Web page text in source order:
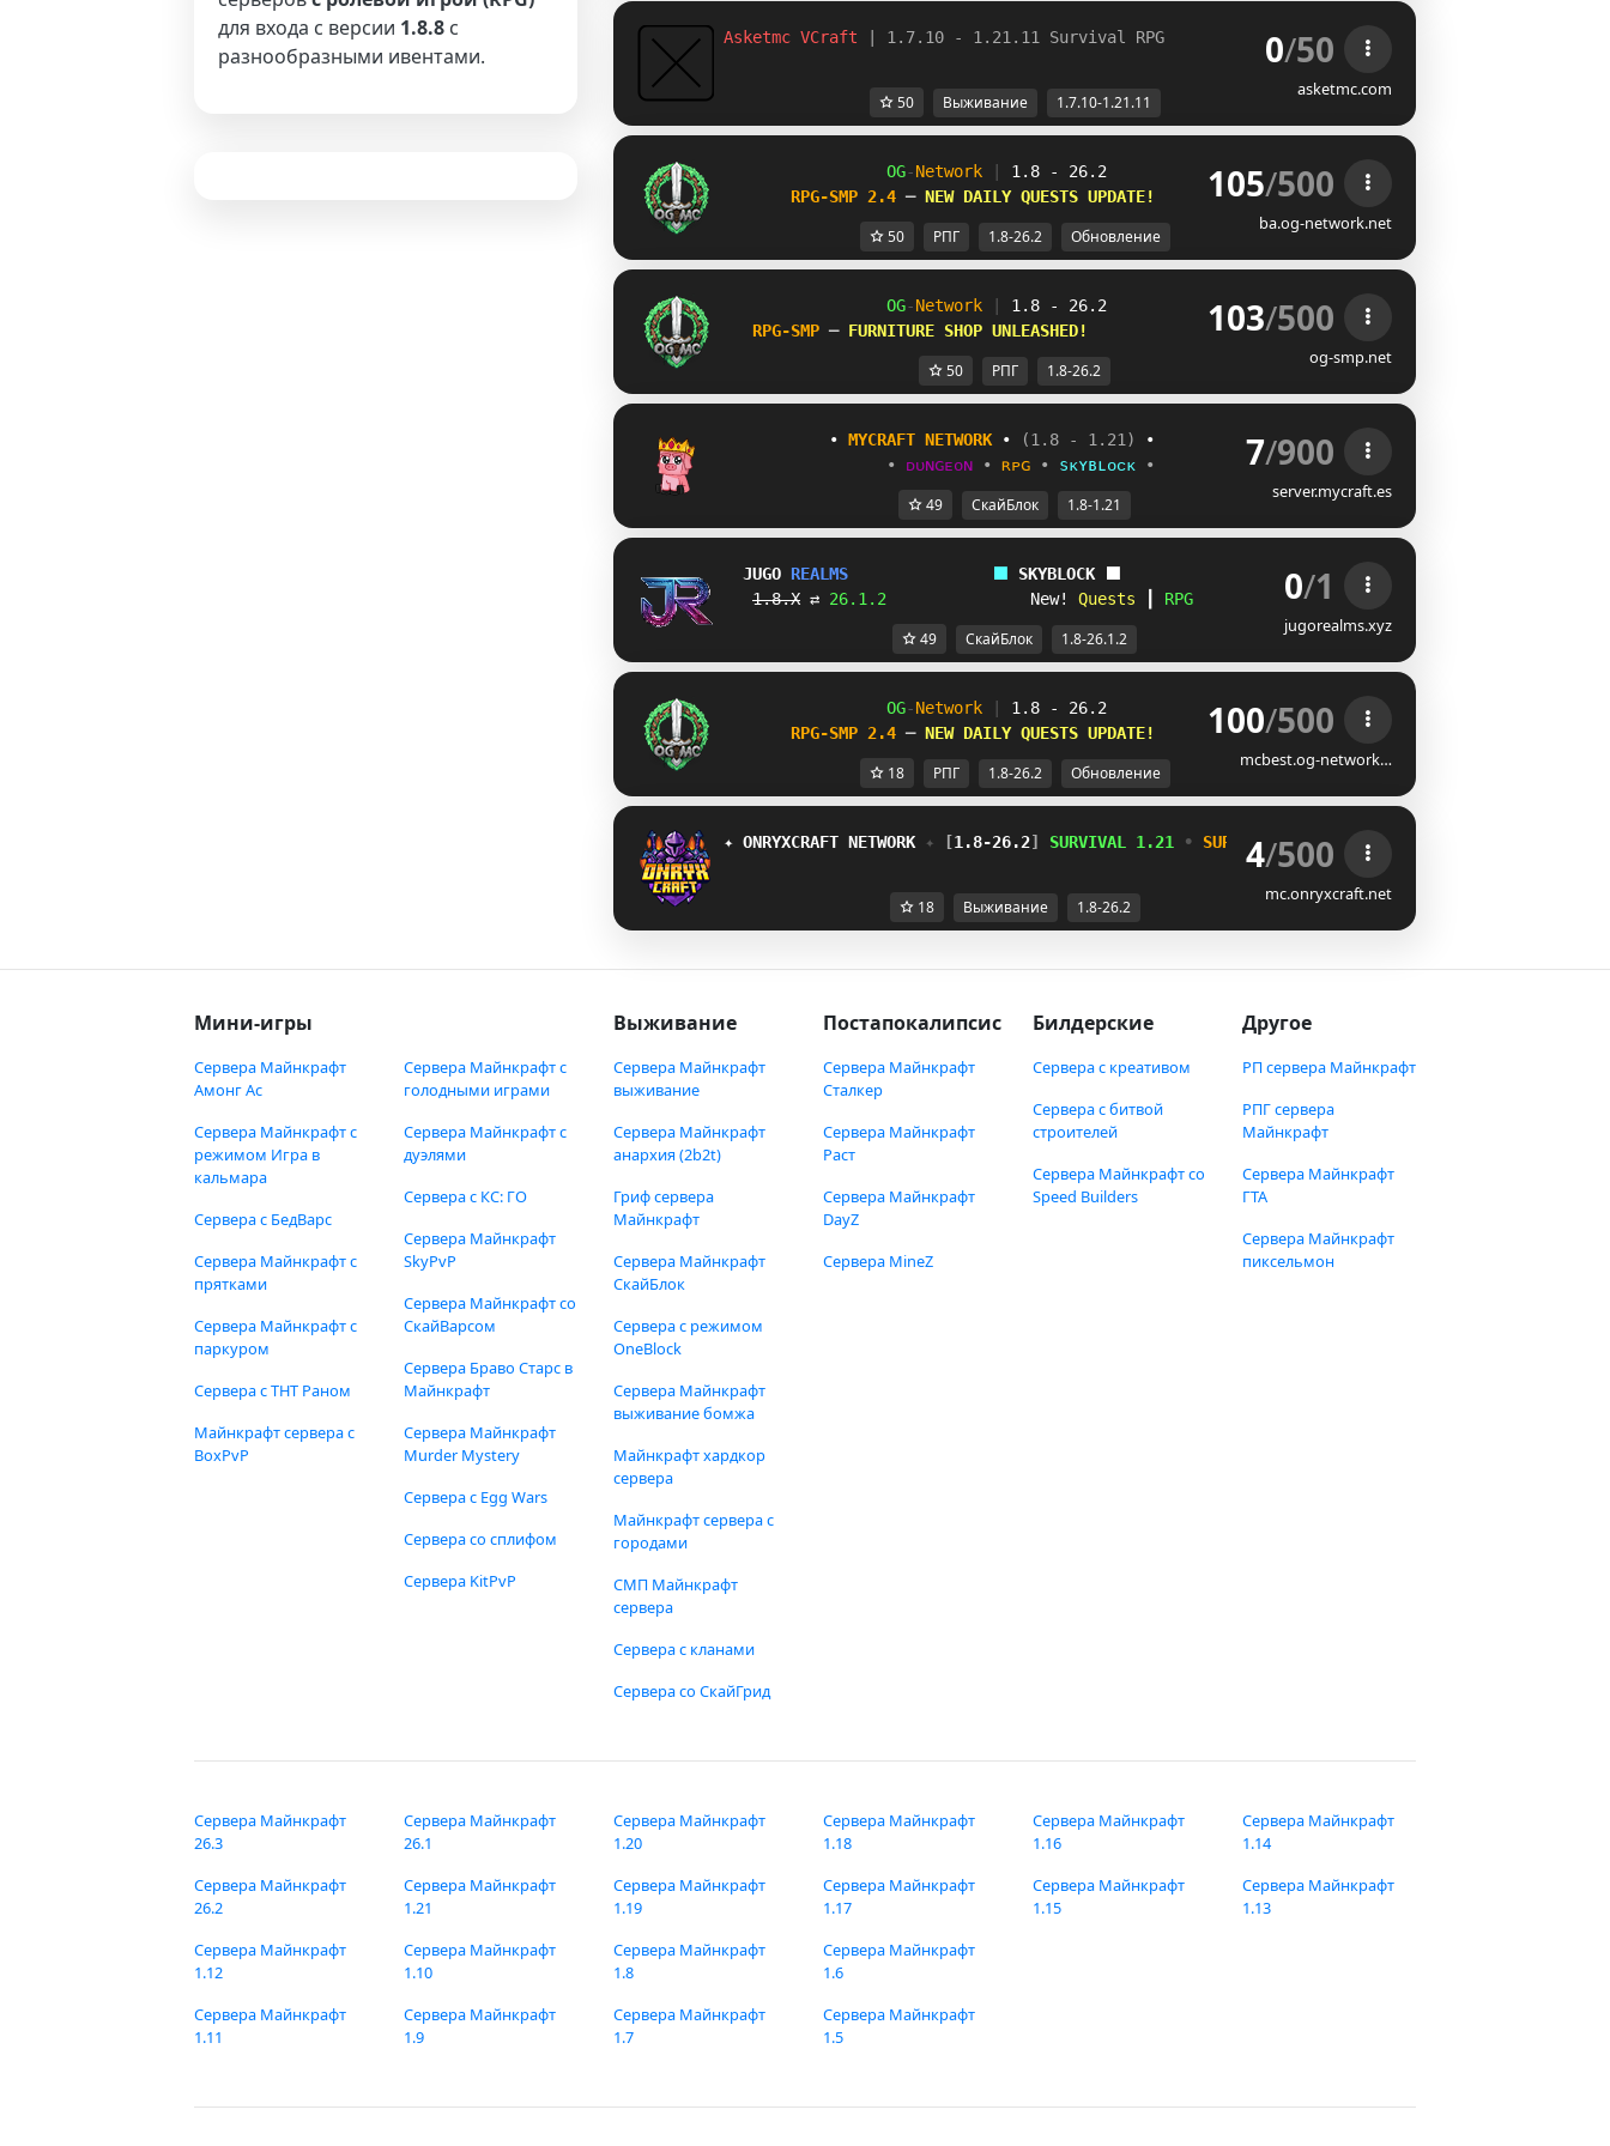
для входа с версии 1.8.8 с
разнообразными ивентами.
Asketmc VCraft | 1.7.10 - 1.21.11 Survival RPG 0/50
asketmc.com
50 Выживание 1.7.10-1.21.11
OG-Network
1.8 - 26.2
RPG-SMP 2.4 ─ NEW DAILY QUESTS UPDATE! 105/500
ba.og-network.net
50 РПГ 1.8-26.2 Обновление
OG-Network
1.8 - 26.2
RPG-SMP ─ FURNITURE SHOP UNLEASHED! 103/500
og-smp.net
50 РПГ 1.8-26.2
• MYCRAFT NETWORK • (1.8 - 1.21)
•
•
ᴅᴜɴɢᴇᴏɴ • ʀᴘɢ • sᴋʏʙʟᴏᴄᴋ • 7/900
server.mycraft.es
49 СкайБлок 1.8-1.21
JUGO REALMS ⬛ SKYBLOCK ⬛
1.8.X ⇄ 26.1.2 New! Quests RPG 0/1
jugorealms.xyz
49 СкайБлок 1.8-26.1.2
OG-Network
1.8 - 26.2
RPG-SMP 2.4 ─ NEW DAILY QUESTS UPDATE! 100/500
mcbest.og-network…
18 РПГ 1.8-26.2 Обновление
✦ ONRYXCRAFT NETWORK ✦ [1.8-26.2] SURVIVAL 1.21 • SURVIVAL RPG • PracticePVP
4/500
mc.onryxcraft.net
18 Выживание 1.8-26.2
Мини-игры
Сервера Майнкрафт
Амонг Ас
Сервера Майнкрафт с
режимом Игра в
кальмара
Сервера с БедВарс
Сервера Майнкрафт с
прятками
Сервера Майнкрафт с
паркуром
Сервера с ТНТ Раном
Майнкрафт сервера с
BoxPvP
Сервера Майнкрафт с
голодными играми
Сервера Майнкрафт с
дуэлями
Сервера с КС: ГО
Сервера Майнкрафт
SkyPvP
Сервера Майнкрафт со
СкайВарсом
Сервера Браво Старс в
Майнкрафт
Сервера Майнкрафт
Murder Mystery
Сервера с Egg Wars
Сервера со сплифом
Сервера KitPvP
Выживание
Сервера Майнкрафт
выживание
Сервера Майнкрафт
анархия (2b2t)
Гриф сервера
Майнкрафт
Сервера Майнкрафт
СкайБлок
Сервера с режимом
OneBlock
Сервера Майнкрафт
выживание бомжа
Майнкрафт хардкор
сервера
Майнкрафт сервера с
городами
СМП Майнкрафт
сервера
Сервера с кланами
Сервера со СкайГрид
Постапокалипсис
Сервера Майнкрафт
Сталкер
Сервера Майнкрафт
Раст
Сервера Майнкрафт
DayZ
Сервера MineZ
Билдерские
Сервера с креативом
Сервера с битвой
строителей
Сервера Майнкрафт со
Speed Builders
Другое
РП сервера Майнкрафт
РПГ сервера
Майнкрафт
Сервера Майнкрафт
ГТА
Сервера Майнкрафт
пиксельмон
Сервера Майнкрафт
26.3
Сервера Майнкрафт
26.2
Сервера Майнкрафт
26.1
Сервера Майнкрафт
1.21
Сервера Майнкрафт
1.20
Сервера Майнкрафт
1.19
Сервера Майнкрафт
1.18
Сервера Майнкрафт
1.17
Сервера Майнкрафт
1.16
Сервера Майнкрафт
1.15
Сервера Майнкрафт
1.14
Сервера Майнкрафт
1.13
Сервера Майнкрафт
1.12
Сервера Майнкрафт
1.11
Сервера Майнкрафт
1.10
Сервера Майнкрафт
1.9
Сервера Майнкрафт
1.8
Сервера Майнкрафт
1.7
Сервера Майнкрафт
1.6
Сервера Майнкрафт
1.5